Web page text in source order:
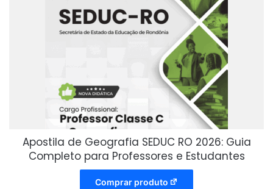
Apostila de Geografia SEDUC RO 2026: Guia
Completo para Professores e Estudantes
Comprar produto